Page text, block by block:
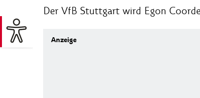
Der VfB Stuttgart wird Egon